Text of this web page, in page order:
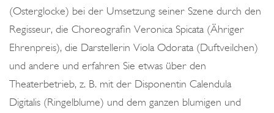
(Osterglocke) bei der Umsetzung seiner Szene durch den
Regisseur, die Choreografin Veronica Spicata (Ähriger
Ehrenpreis), die Darstellerin Viola Odorata (Duftveilchen)
und andere und erfahren Sie etwas über den
Theaterbetrieb, z. B. mit der Disponentin Calendula
Digitalis (Ringelblume) und dem ganzen blumigen und